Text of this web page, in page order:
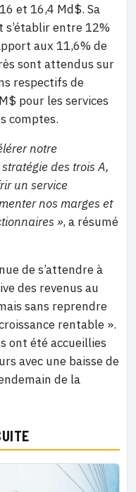
et 16,4 Md$. Sa
s’établir entre 12%
aux 11,6% de
sont attendus sur
respectifs de
pour les services
comptes.
notre
des trois A,
un service
nos marges et
», a résumé
de s’attendre à
des revenus au
sans reprendre
rentable ».
ont été accueillies
avec une baisse de
de la